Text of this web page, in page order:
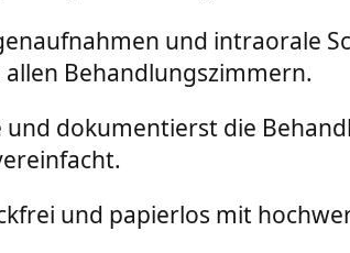
und intraorale
Behandlungszimmern.
dokumentierst die
und papierlos mit